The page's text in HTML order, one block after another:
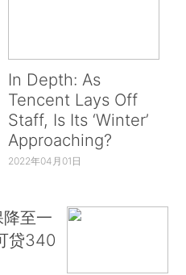
In Depth: As
Tencent Lays Off
Staff, Is Its ‘Winter’
Approaching?
2022年04月01日
至一
贷340